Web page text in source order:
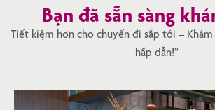
Bạn đã sẵn sàng
Tiết kiệm hơn cho chuyến đi sắp tới – Khám
hấp dẫn!”